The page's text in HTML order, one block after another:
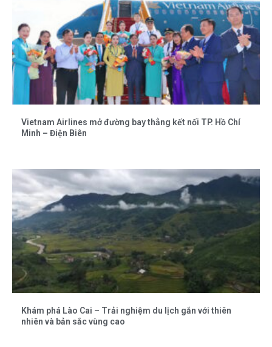
Vietnam Airlines mở đường bay thẳng kết nối TP. Hồ Chí
Minh – Điện Biên
Khám phá Lào Cai – Trải nghiệm du lịch gắn với thiên
nhiên và bản sắc vùng cao